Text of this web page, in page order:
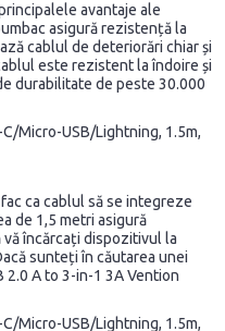
avantaje ale
asigură rezistență la
cablul de deteriorări chiar și
este rezistent la îndoire și
durabilitate de peste 30.000
ca cablul să se integreze
de 1,5 metri asigură
încărcați dispozitivul la
sunteți în căutarea unei
A to 3-in-1 3A Vention